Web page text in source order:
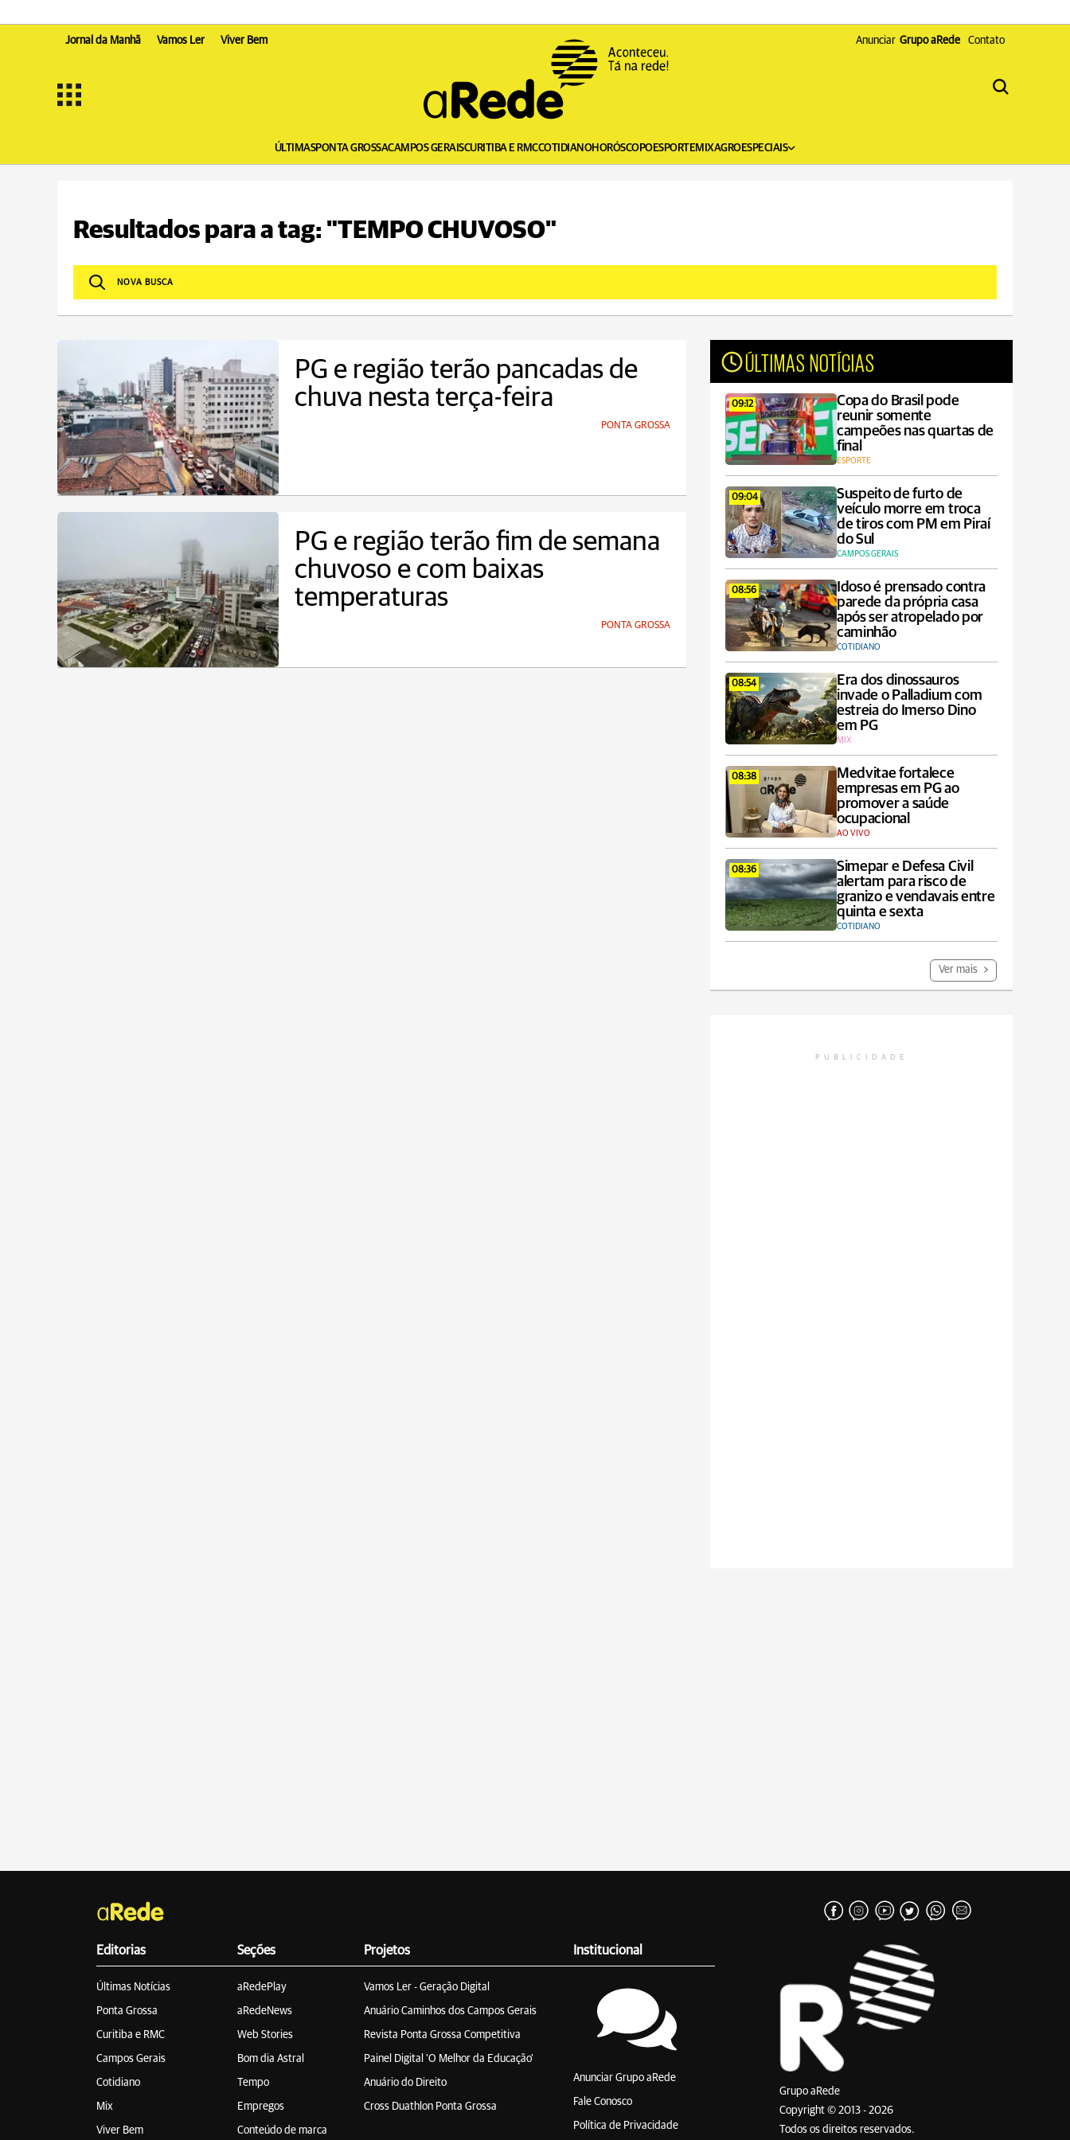
Jornal da Manhã Vamos Ler Viver Bem Anunciar Grupo aRede Contato
ÚLTIMASPONTA GROSSACAMPOS GERAISCURITIBA E RMCCOTIDIANOHORÓSCOPOESPORTEMIXAGROESPECIAIS
Resultados para a tag: "TEMPO CHUVOSO"
PG e região terão pancadas de
chuva nesta terça-feira
PONTA GROSSA
PG e região terão fim de semana
chuvoso e com baixas
temperaturas
PONTA GROSSA
ÚLTIMAS NOTÍCIAS
09:12
Copa do Brasil pode
reunir somente
campeões nas quartas de
final
ESPORTE
09:04
Suspeito de furto de
veículo morre em troca
de tiros com PM em Piraí
do Sul
CAMPOS GERAIS
08:56
Idoso é prensado contra
parede da própria casa
após ser atropelado por
caminhão
COTIDIANO
08:54
Era dos dinossauros
invade o Palladium com
estreia do Imerso Dino
em PG
MIX
08:38
Medvitae fortalece
empresas em PG ao
promover a saúde
ocupacional
AO VIVO
08:36
Simepar e Defesa Civil
alertam para risco de
granizo e vendavais entre
quinta e sexta
COTIDIANO
Ver mais
PUBLICIDADE
Editorias
Últimas Notícias
Ponta Grossa
Curitiba e RMC
Campos Gerais
Cotidiano
Mix
Viver Bem
Seções
aRedePlay
aRedeNews
Web Stories
Bom dia Astral
Tempo
Empregos
Conteúdo de marca
Projetos
Vamos Ler - Geração Digital
Anuário Caminhos dos Campos Gerais
Revista Ponta Grossa Competitiva
Painel Digital 'O Melhor da Educação'
Anuário do Direito
Cross Duathlon Ponta Grossa
Institucional
Anunciar Grupo aRede
Fale Conosco
Política de Privacidade
Grupo aRede
Copyright © 2013 - 2026
Todos os direitos reservados.